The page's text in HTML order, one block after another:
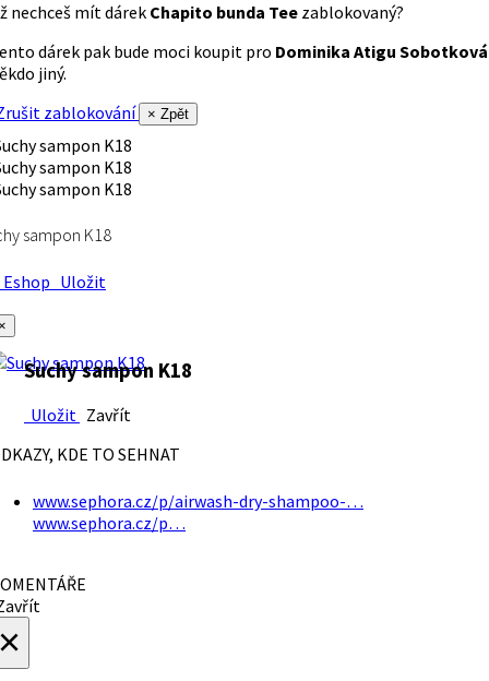
nechceš mít dárek Chapito bunda Tee zablokovaný?
dárek pak bude moci koupit pro Dominika Atigu Sobotková
jiný.
zablokování
× Zpět
sampon K18
Uložit
Suchy sampon K18
Uložit Zavřít
KDE TO SEHNAT
www.sephora.cz/p/airwash-dry-shampoo-…
www.sephora.cz/p…